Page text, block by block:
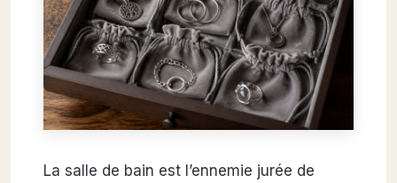
La salle de bain est l’ennemie jurée de